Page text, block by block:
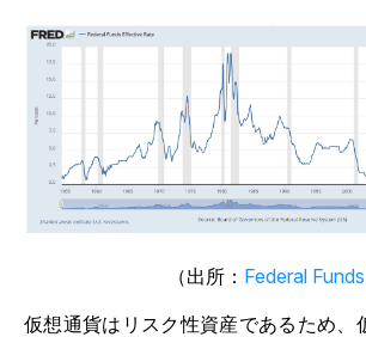
（出所： Federal
仮想通貨はリスク性資産であるため、